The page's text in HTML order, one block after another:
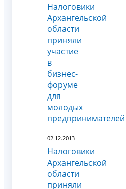
Налоговики
Архангельской
области
приняли
участие
в
бизнес-
форуме
для
молодых
предпринимателей
02.12.2013
Налоговики
Архангельской
области
приняли